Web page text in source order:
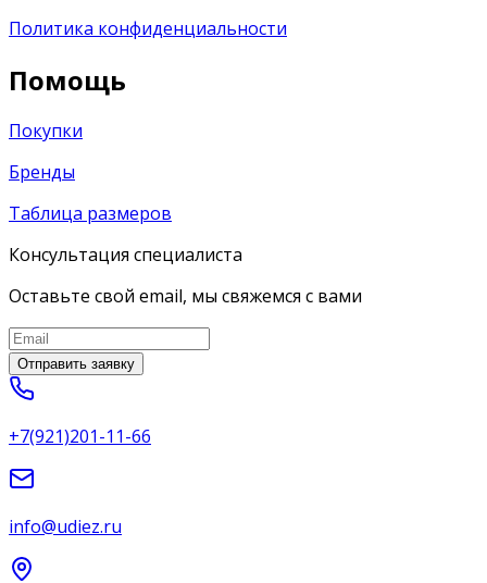
Политика конфиденциальности
Помощь
Покупки
Бренды
Таблица размеров
Консультация специалиста
Оставьте свой email, мы свяжемся с вами
Отправить заявку
+7(921)201-11-66
info@udiez.ru